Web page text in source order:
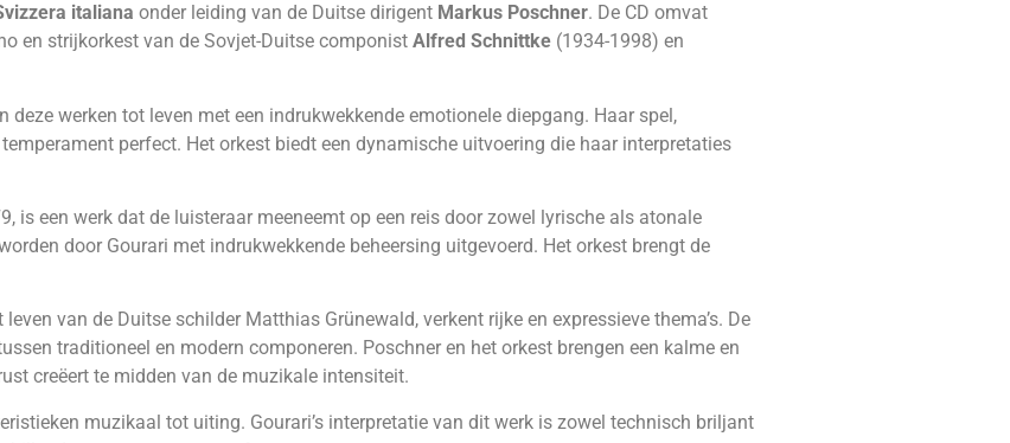
italiana onder leiding van de Duitse dirigent Markus Poschner. De CD omvat
en strijkorkest van de Sovjet-Duitse componist Alfred Schnittke (1934-1998) en
werken tot leven met een indrukwekkende emotionele diepgang. Haar spel,
perfect. Het orkest biedt een dynamische uitvoering die haar interpretaties
is een werk dat de luisteraar meeneemt op een reis door zowel lyrische als atonale
door Gourari met indrukwekkende beheersing uitgevoerd. Het orkest brengt de
van de Duitse schilder Matthias Grünewald, verkent rijke en expressieve thema’s. De
traditioneel en modern componeren. Poschner en het orkest brengen een kalme en
creëert te midden van de muzikale intensiteit.
muzikaal tot uiting. Gourari’s interpretatie van dit werk is zowel technisch briljant